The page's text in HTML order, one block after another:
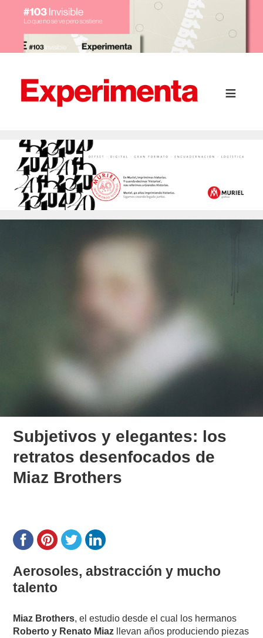
Subjetivos y elegantes: los
retratos desenfocados de
Miaz Brothers
Aerosoles, abstracción y mucho
talento
Miaz Brothers, el estudio desde el cual los hermanos
Roberto y Renato Miaz llevan años produciendo piezas